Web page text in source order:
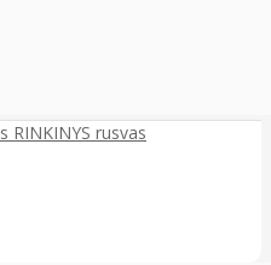
RINKINYS rusvas